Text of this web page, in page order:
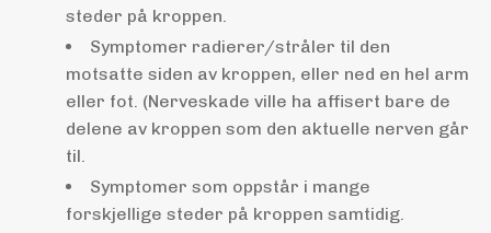
steder på kroppen.
Symptomer radierer/stråler til den
motsatte siden av kroppen, eller ned en hel arm
eller fot. (Nerveskade ville ha affisert bare de
delene av kroppen som den aktuelle nerven går
til.
Symptomer som oppstår i mange
forskjellige steder på kroppen samtidig.